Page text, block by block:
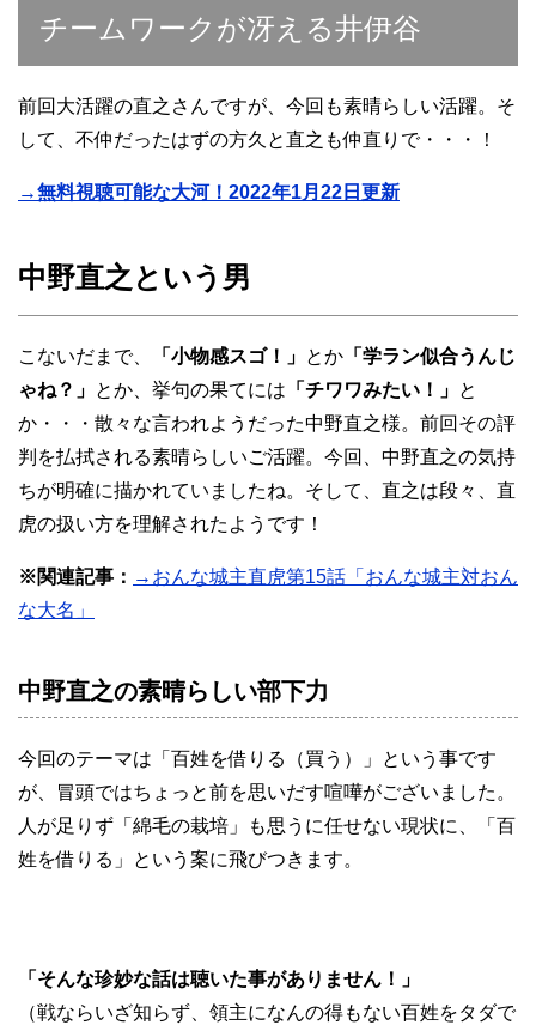
チームワークが冴える井伊谷
前回大活躍の直之さんですが、今回も素晴らしい活躍。そ
して、不仲だったはずの方久と直之も仲直りで・・・！
→無料視聴可能な大河！2022年1月22日更新
中野直之という男
こないだまで、 「小物感スゴ！」 とか 「学ラン似合うんじ
ゃね？」 とか、挙句の果てには 「チワワみたい！」 と
か・・・散々な言われようだった中野直之様。前回その評
判を払拭される素晴らしいご活躍。今回、中野直之の気持
ちが明確に描かれていましたね。そして、直之は段々、直
虎の扱い方を理解されたようです！
※関連記事： →おんな城主直虎第15話「おんな城主対おん
な大名」
中野直之の素晴らしい部下力
今回のテーマは「百姓を借りる（買う）」という事です
が、冒頭ではちょっと前を思いだす喧嘩がございました。
人が足りず「綿毛の栽培」も思うに任せない現状に、「百
姓を借りる」という案に飛びつきます。
「そんな珍妙な話は聴いた事がありません！」
（戦ならいざ知らず、領主になんの得もない百姓をタダで